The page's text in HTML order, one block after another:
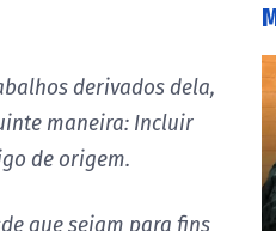
derivados dela,
maneira: Incluir
de origem.
que sejam para fins